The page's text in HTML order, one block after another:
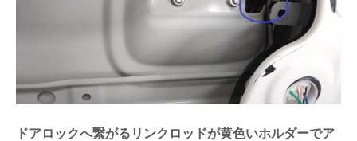
ドアロックへ繋がるリンクロッドが黄色いホルダーでア